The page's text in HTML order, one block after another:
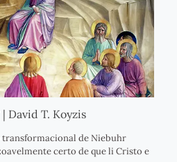
David T. Koyzis
de Niebuhr
certo de que li Cristo e